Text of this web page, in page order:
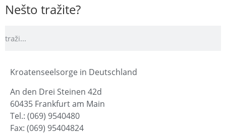
Nešto tražite?
Kroatenseelsorge in Deutschland
An den Drei Steinen 42d
60435 Frankfurt am Main
Tel.: (069) 9540480
Fax: (069) 95404824